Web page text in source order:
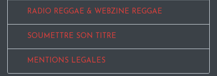
RADIO REGGAE & WEBZINE REGGAE
SOUMETTRE SON TITRE
MENTIONS LEGALES